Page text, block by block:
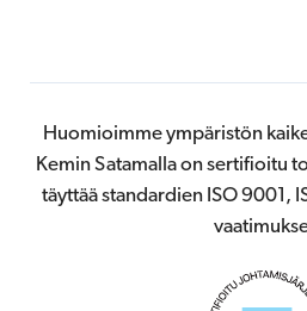
Huomioimme ympäristön
Kemin Satamalla on sertifioitu
täyttää standardien ISO 9001,